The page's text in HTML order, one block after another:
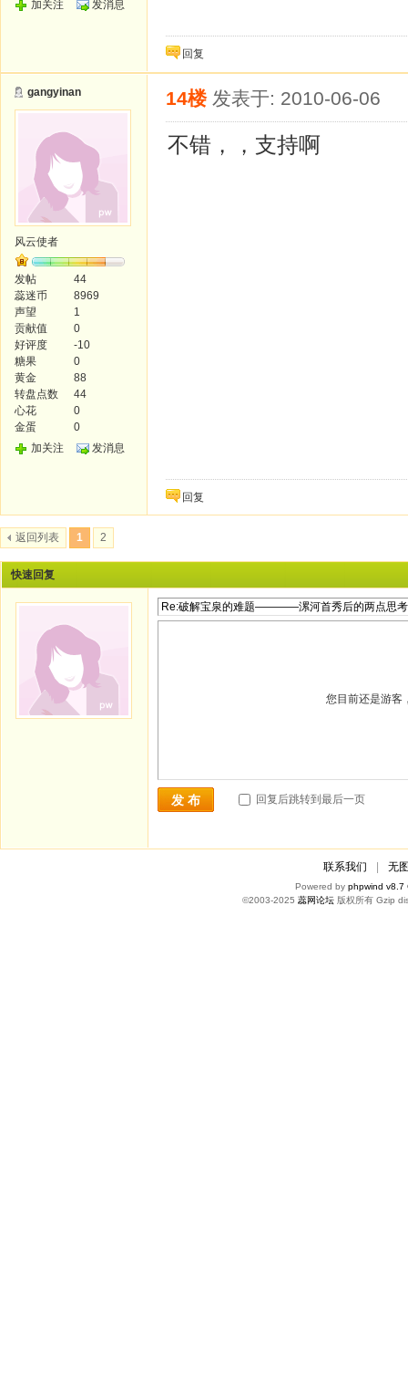
加关注
发消息
回复
gangyinan
风云使者
发帖
44
蕊迷币
8969
声望
1
贡献值
0
好评度
-10
糖果
0
黄金
88
转盘点数
44
心花
0
金蛋
0
加关注
发消息
14楼 发表于: 2010-06-06
不错，，支持啊
回复
返回列表 1 2
快速回复
您目前还是游客
发 布 回复后跳转到最后一页
联系我们 无
Powered by phpwind v8.7
©2003-2025 蕊网论坛 版权所有 Gzip